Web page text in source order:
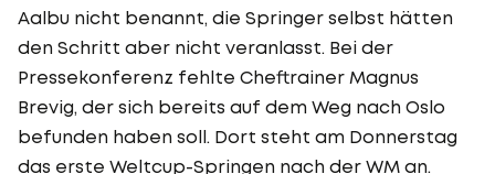
Aalbu nicht benannt, die Springer selbst hätten
den Schritt aber nicht veranlasst. Bei der
Pressekonferenz fehlte Cheftrainer Magnus
Brevig, der sich bereits auf dem Weg nach Oslo
befunden haben soll. Dort steht am Donnerstag
das erste Weltcup-Springen nach der WM an.